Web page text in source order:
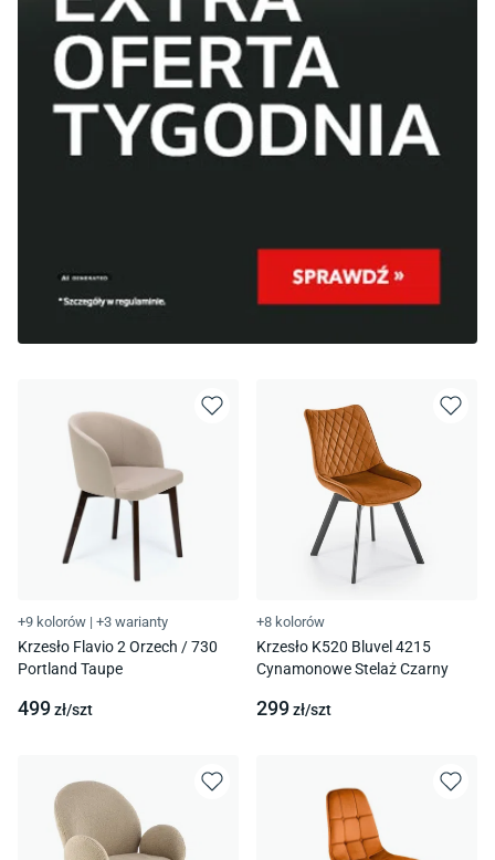
+9 kolorów | +3 warianty
Krzesło Flavio 2 Orzech / 730
Portland Taupe
499zł/szt
+8 kolorów
Krzesło K520 Bluvel 4215
Cynamonowe Stelaż Czarny
299zł/szt